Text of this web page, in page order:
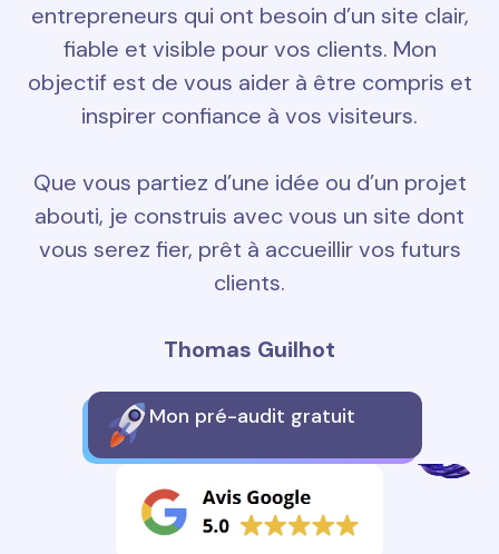
entrepreneurs qui ont besoin d’un site clair,
fiable et visible pour vos clients. Mon
objectif est de vous aider à être compris et
inspirer confiance à vos visiteurs.
Que vous partiez d’une idée ou d’un projet
abouti, je construis avec vous un site dont
vous serez fier, prêt à accueillir vos futurs
clients.
Thomas Guilhot
Mon pré-audit gratuit